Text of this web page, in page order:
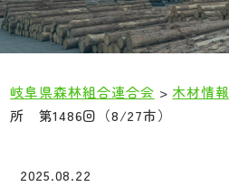
文
へ
岐阜県森林組合連合会 >木材情報
所 第1486回（8/27市）
2025.08.22